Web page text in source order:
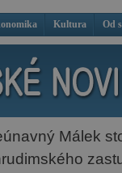
Kultura Od
Málek